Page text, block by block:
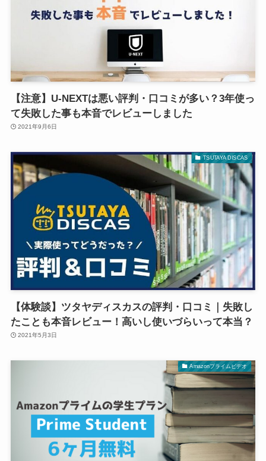
【注意】U-NEXTは悪い評判・口コミが多い？3年使っ
て失敗した事も本音でレビューしました
2021年9月6日
TSUTAYA DISCAS
【体験談】ツタヤディスカスの評判・口コミ｜失敗し
たことも本音レビュー！高いし使いづらいって本当？
2021年5月3日
Amazonプライムビデオ